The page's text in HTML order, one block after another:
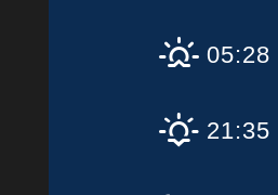
05:28
21:35